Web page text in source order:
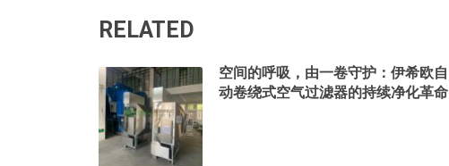
RELATED
空间的呼吸，由一卷守护：伊希欧自
动卷绕式空气过滤器的持续净化革命